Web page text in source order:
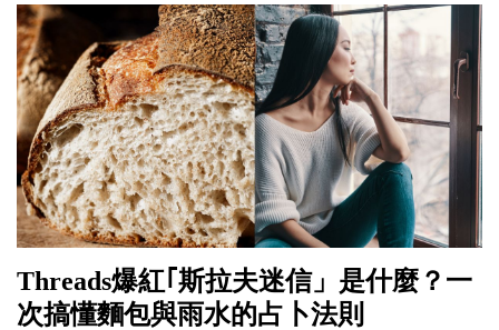
Threads爆紅｢斯拉夫迷信」是什麼？一
次搞懂麵包與雨水的占卜法則